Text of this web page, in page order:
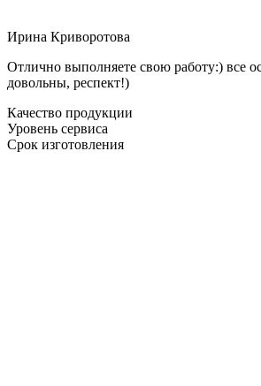
Ирина Криворотова
Отлично выполняете свою работу:) все
довольны, респект!)
Качество продукции
Уровень сервиса
Срок изготовления